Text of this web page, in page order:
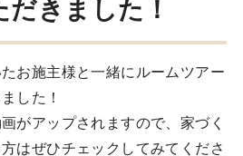
きました！
お施主様と一緒にルームツアー
した！
がアップされますので、家づく
はぜひチェックしてみてくださ